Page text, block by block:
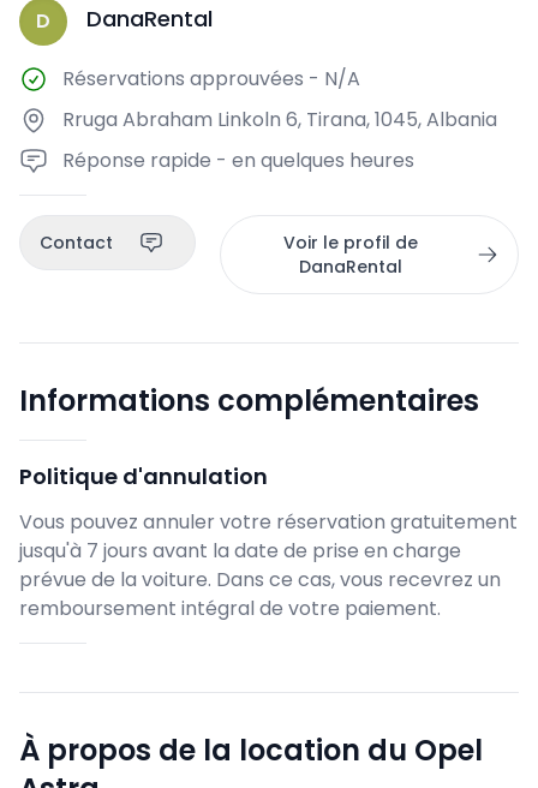
D DanaRental
Réservations approuvées - N/A
Rruga Abraham Linkoln 6, Tirana, 1045, Albania
Réponse rapide - en quelques heures
Contact
Voir le profil de
DanaRental
Informations complémentaires
Politique d'annulation
Vous pouvez annuler votre réservation gratuitement
jusqu'à 7 jours avant la date de prise en charge
prévue de la voiture. Dans ce cas, vous recevrez un
remboursement intégral de votre paiement.
À propos de la location du Opel